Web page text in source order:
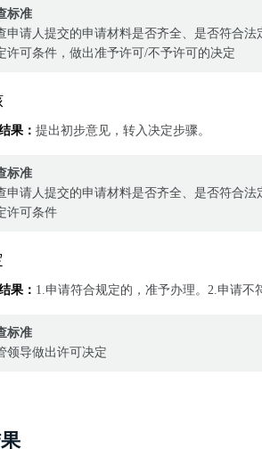
标准
申请人提交的申请材料是否齐全、是否符合
许可条件，做出准予许可/不予许可的决定
果： 提出初步意见，转入决定步骤。
标准
申请人提交的申请材料是否齐全、是否符合
许可条件
果： 1.申请符合规定的，准予办理。2.申请不
标准
领导做出许可决定